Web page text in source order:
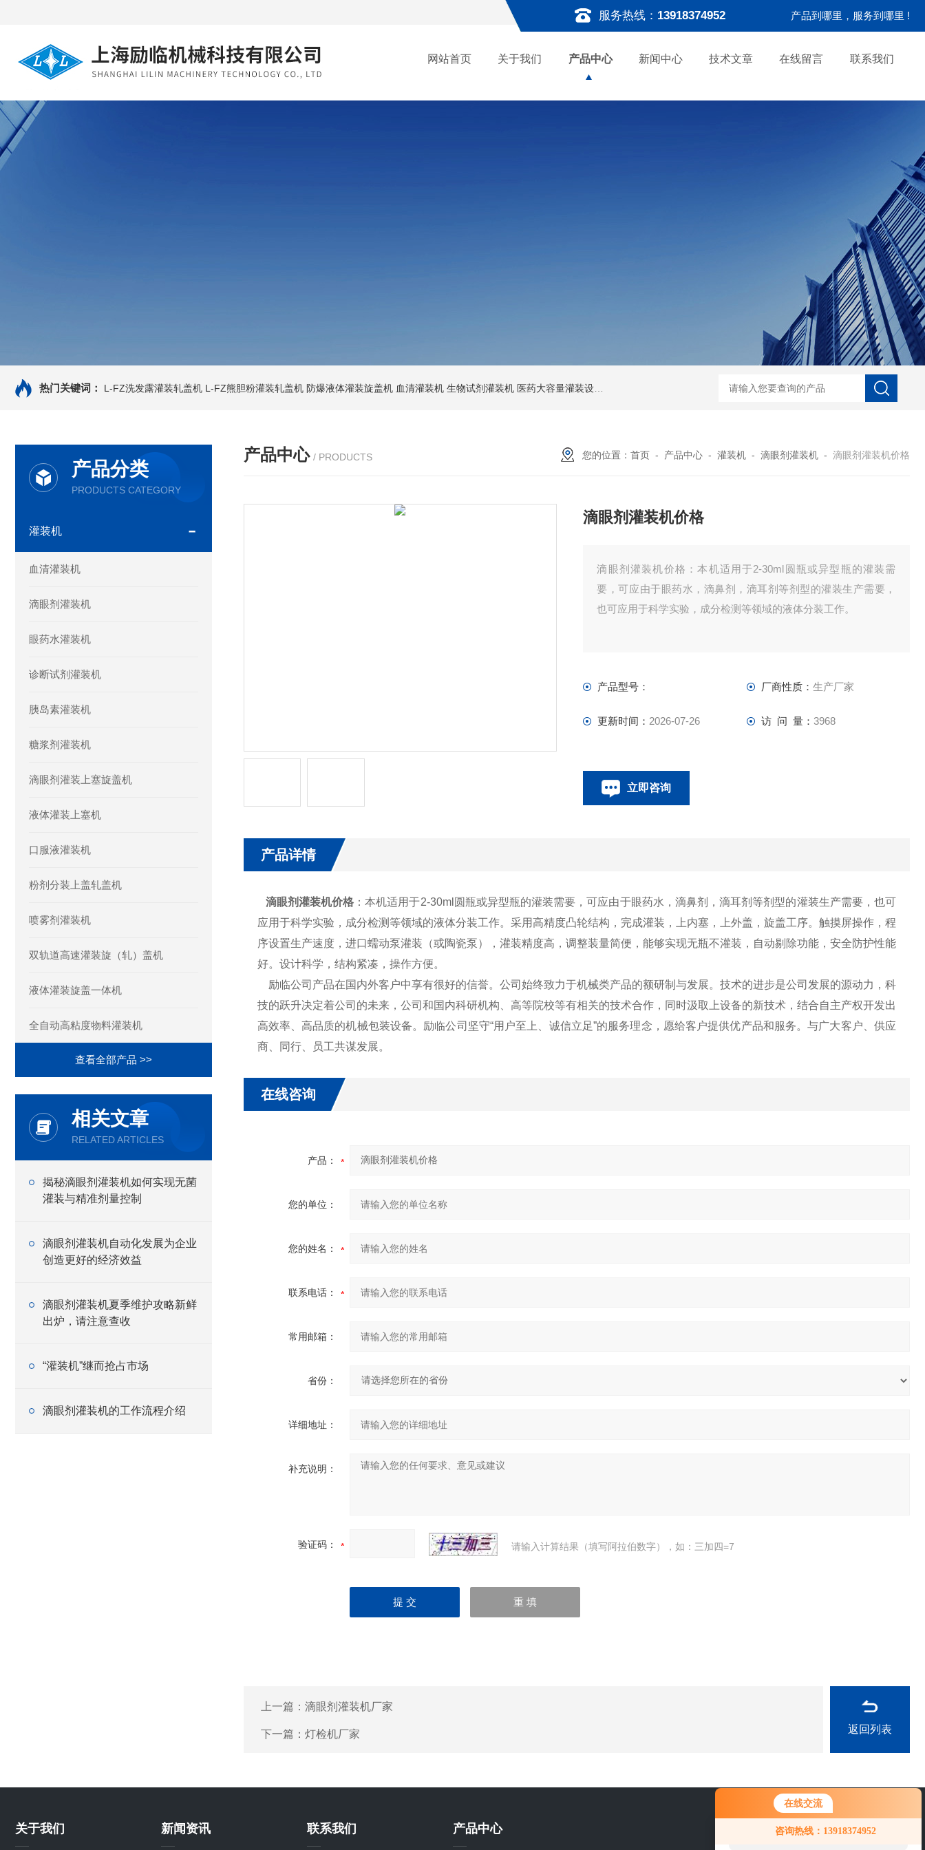
在线交流
咨询热线：13918374952
您好！欢迎前来咨询，很高兴为您
服务，请问您要咨询什么问题呢？
服务热线： 13918374952 产品到哪里，服务到哪里 !
网站首页 关于我们 产品中心 新闻中心 技术文章 在线留言 联系我们
热门关键词： L-FZ洗发露灌装轧盖机 L-FZ熊胆粉灌装轧盖机 防爆液体灌装旋盖机 血清灌装机 生物试剂灌装机 医药大容量灌装设备 节能型口服液联动生产线 洗、烘、灌、封联动生产线 对开门干燥灭菌烘箱
产品分类
PRODUCTS CATEGORY
灌装机
血清灌装机
滴眼剂灌装机
眼药水灌装机
诊断试剂灌装机
胰岛素灌装机
糖浆剂灌装机
滴眼剂灌装上塞旋盖机
液体灌装上塞机
口服液灌装机
粉剂分装上盖轧盖机
喷雾剂灌装机
双轨道高速灌装旋（轧）盖机
液体灌装旋盖一体机
全自动高粘度物料灌装机
查看全部产品 >>
相关文章
RELATED ARTICLES
揭秘滴眼剂灌装机如何实现无菌
灌装与精准剂量控制
滴眼剂灌装机自动化发展为企业
创造更好的经济效益
滴眼剂灌装机夏季维护攻略新鲜
出炉，请注意查收
“灌装机”继而抢占市场
滴眼剂灌装机的工作流程介绍
产品中心 / PRODUCTS 您的位置： 首页 - 产品中心 - 灌装机 - 滴眼剂灌装机 - 滴眼剂灌装机价格
滴眼剂灌装机价格
滴眼剂灌装机价格：本机适用于2-30ml圆瓶或异型瓶的灌装需
要，可应由于眼药水，滴鼻剂，滴耳剂等剂型的灌装生产需要，
也可应用于科学实验，成分检测等领域的液体分装工作。
产品型号： 厂商性质： 生产厂家
更新时间： 2026-07-26 访 问 量： 3968
立即咨询
产品详情
滴眼剂灌装机价格 ：本机适用于2-30ml圆瓶或异型瓶的灌装需要，可应由于眼药水，滴鼻剂，滴耳剂等剂型的灌装生产需要，也可
应用于科学实验，成分检测等领域的液体分装工作。采用高精度凸轮结构，完成灌装，上内塞，上外盖，旋盖工序。触摸屏操作，程
序设置生产速度，进口蠕动泵灌装（或陶瓷泵），灌装精度高，调整装量简便，能够实现无瓶不灌装，自动剔除功能，安全防护性能
好。设计科学，结构紧凑，操作方便。
励临公司产品在国内外客户中享有很好的信誉。公司始终致力于机械类产品的额研制与发展。技术的进步是公司发展的源动力，科
技的跃升决定着公司的未来，公司和国内科研机构、高等院校等有相关的技术合作，同时汲取上设备的新技术，结合自主产权开发出
高效率、高品质的机械包装设备。励临公司坚守“用户至上、诚信立足”的服务理念，愿给客户提供优产品和服务。与广大客户、供应
商、同行、员工共谋发展。
在线咨询
产品：
您的单位：
您的姓名：
联系电话：
常用邮箱：
省份：
详细地址：
补充说明：
验证码： 请输入计算结果（填写阿拉伯数字），如：三加四=7
上一篇： 滴眼剂灌装机厂家
下一篇： 灯检机厂家 返回列表
关于我们 新闻资讯 联系我们 产品中心 21-69236040